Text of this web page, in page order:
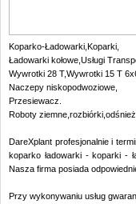
Koparko-Ładowarki,Koparki,
Ładowarki kołowe,Usługi
Wywrotki 28 T,Wywrotki 15 T
Naczepy niskopodwoziowe,
Przesiewacz.
Roboty
DareXplant profesjonalnie i
koparko ładowarki - koparki -
Nasza firma posiada
Przy wykonywaniu usług